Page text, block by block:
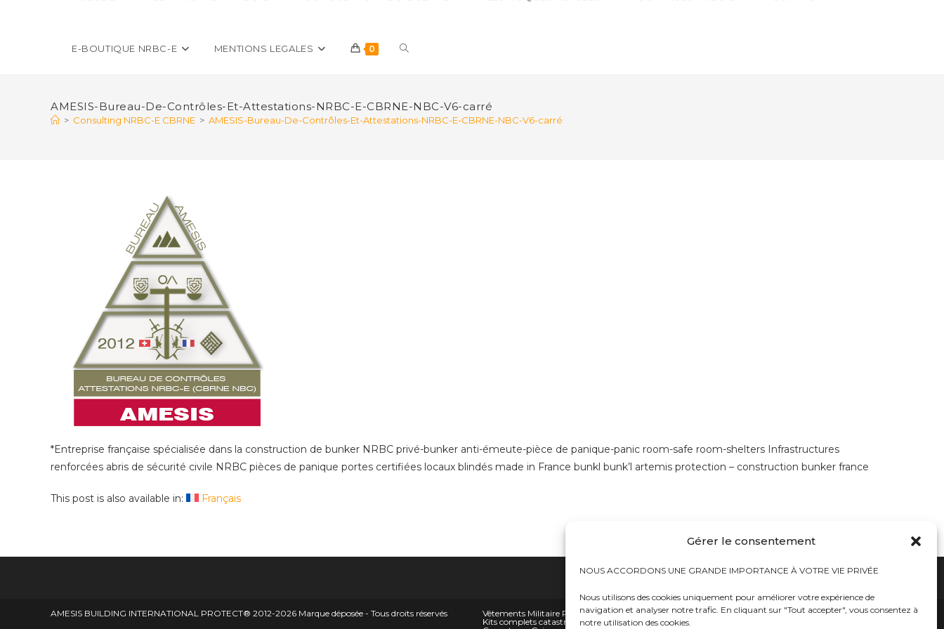
Gérer le consentement
NOUS ACCORDONS UNE GRANDE IMPORTANCE À VOTRE VIE PRIVÉE
Nous utilisons des cookies uniquement pour améliorer votre expérience de
navigation et analyser notre trafic. En cliquant sur "Tout accepter", vous consentez à
notre utilisation des cookies.
E-BOUTIQUE NRBC-E MENTIONS LEGALES 0 Toggle
website
AMESIS-Bureau-De-Contrôles-Et-Attestations-NRBC-E-CBRNE-NBC-V6-carré
> Consulting NRBC-E CBRNE > AMESIS-Bureau-De-Contrôles-Et-Attestations-NRBC-E-CBRNE-NBC-V6-carré
*Entreprise française spécialisée dans la construction de bunker NRBC privé-bunker anti-émeute-pièce de panique-panic room-safe room-shelters Infrastructures
renforcées abris de sécurité civile NRBC pièces de panique portes certifiées locaux blindés made in France bunkl bunk’l artemis protection – construction bunker france
This post is also available in: Français
Vêtements Militaire Police Sécurité hauts
Bureaux tables bunkers NRBC-E
Kits complets catastrophes NRBC et trousses médicales
AMESIS BUILDING INTERNATIONAL PROTECT® 2012-2026 Marque déposée - Tous droits réservés